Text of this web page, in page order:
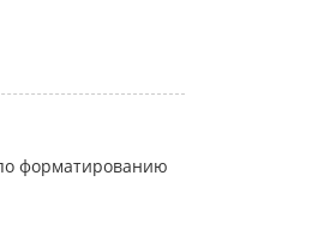
форматированию